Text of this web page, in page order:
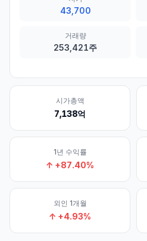
43,700
거래량
253,421주
시가총액
7,138억
1년 수익률
↑ +87.40%
외인 1개월
↑ +4.93%